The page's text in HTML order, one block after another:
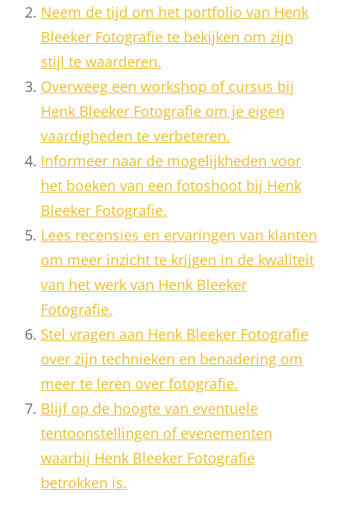
Neem de tijd om het portfolio van Henk
Bleeker Fotografie te bekijken om zijn
stijl te waarderen.
Overweeg een workshop of cursus bij
Henk Bleeker Fotografie om je eigen
vaardigheden te verbeteren.
Informeer naar de mogelijkheden voor
het boeken van een fotoshoot bij Henk
Bleeker Fotografie.
Lees recensies en ervaringen van klanten
om meer inzicht te krijgen in de kwaliteit
van het werk van Henk Bleeker
Fotografie.
Stel vragen aan Henk Bleeker Fotografie
over zijn technieken en benadering om
meer te leren over fotografie.
Blijf op de hoogte van eventuele
tentoonstellingen of evenementen
waarbij Henk Bleeker Fotografie
betrokken is.